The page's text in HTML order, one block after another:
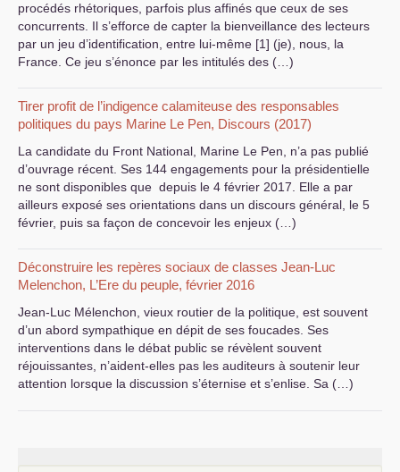
procédés rhétoriques, parfois plus affinés que ceux de ses
concurrents. Il s’efforce de capter la bienveillance des lecteurs
par un jeu d’identification, entre lui-même [1] (je), nous, la
France. Ce jeu s’énonce par les intitulés des (…)
Tirer profit de l’indigence calamiteuse des responsables
politiques du pays Marine Le Pen, Discours (2017)
La candidate du Front National, Marine Le Pen, n’a pas publié
d’ouvrage récent. Ses 144 engagements pour la présidentielle
ne sont disponibles que depuis le 4 février 2017. Elle a par
ailleurs exposé ses orientations dans un discours général, le 5
février, puis sa façon de concevoir les enjeux (…)
Déconstruire les repères sociaux de classes Jean-Luc
Melenchon, L’Ere du peuple, février 2016
Jean-Luc Mélenchon, vieux routier de la politique, est souvent
d’un abord sympathique en dépit de ses foucades. Ses
interventions dans le débat public se révèlent souvent
réjouissantes, n’aident-elles pas les auditeurs à soutenir leur
attention lorsque la discussion s’éternise et s’enlise. Sa (…)